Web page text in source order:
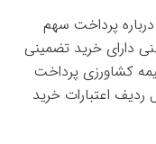
پرداخت سهم
دارای خرید تضمینی
کشاورزی پرداخت
اعتبارات خرید